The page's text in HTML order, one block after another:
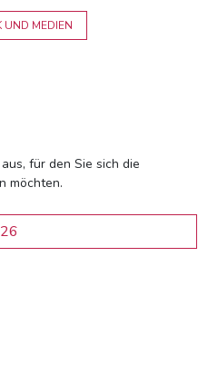
UND MEDIEN
für den Sie sich die
möchten.